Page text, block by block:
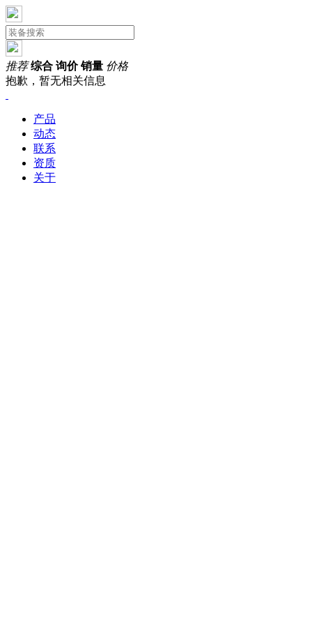
推荐 综合 询价 销量 价格
抱歉，暂无相关信息
产品
动态
联系
资质
关于